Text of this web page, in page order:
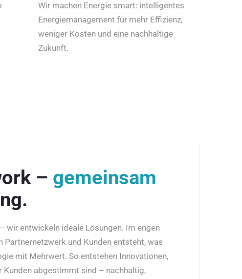
Wir machen Energie smart: intelligentes
Energiemanagement für mehr Effizienz,
weniger Kosten und eine nachhaltige
Zukunft.
– gemeinsam
wir entwickeln ideale Lösungen. Im engen
und Kunden entsteht, was
mit Mehrwert. So entstehen Innovationen,
Kunden abgestimmt sind – nachhaltig,